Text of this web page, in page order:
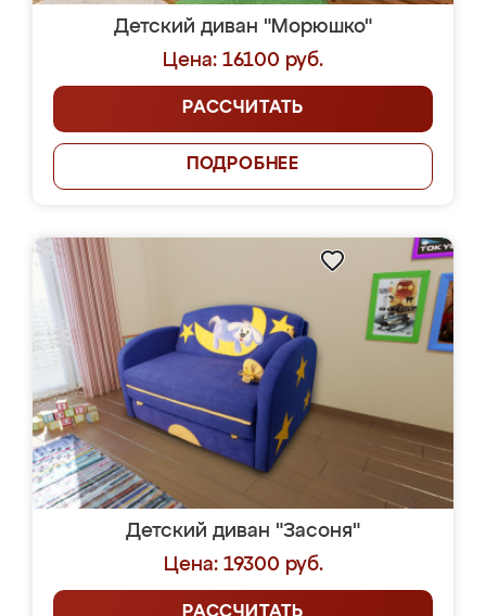
Детский диван "Морюшко"
Цена: 16100 руб.
РАССЧИТАТЬ
ПОДРОБНЕЕ
Детский диван "Засоня"
Цена: 19300 руб.